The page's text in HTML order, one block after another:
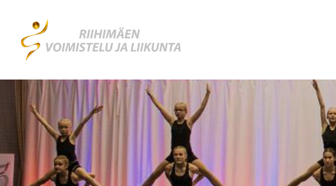
sivun
sisältöön
Riihimäen Voimistelu ja Liikunta RiVoLi ry